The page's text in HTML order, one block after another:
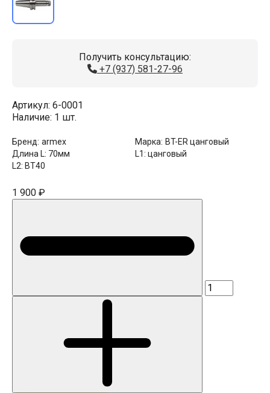
Получить консультацию:
+7 (937) 581-27-96
Артикул: 6-0001
Наличие: 1 шт.
Бренд: armex Марка: BT-ER цанговый
Длина L: 70мм L1: цанговый
L2: BT40
1 900 ₽